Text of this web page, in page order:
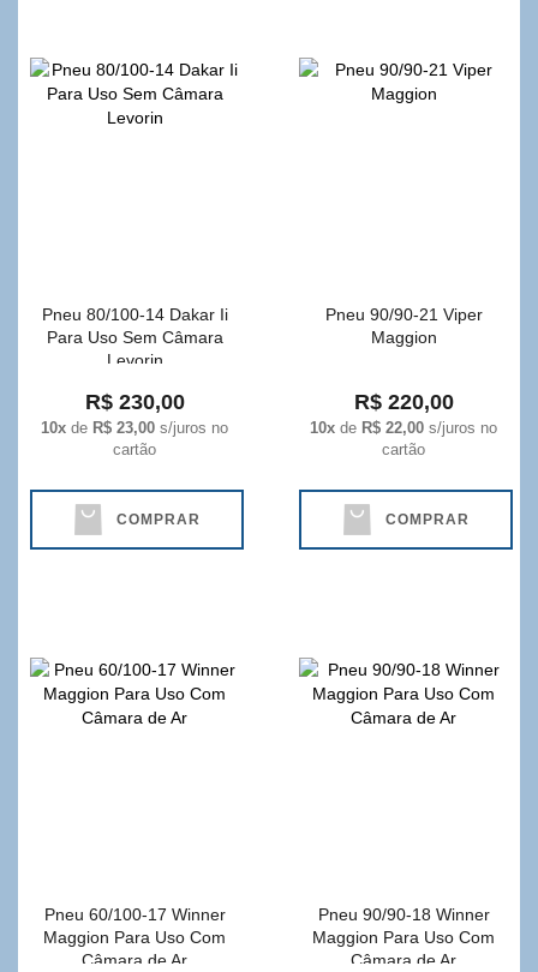
Pneu 80/100-14 Dakar Ii
Para Uso Sem Câmara
Levorin
R$ 230,00
10x de R$ 23,00 s/juros no
cartão
COMPRAR
Pneu 90/90-21 Viper
Maggion
R$ 220,00
10x de R$ 22,00 s/juros no
cartão
COMPRAR
Pneu 60/100-17 Winner
Maggion Para Uso Com
Câmara de Ar
Pneu 90/90-18 Winner
Maggion Para Uso Com
Câmara de Ar